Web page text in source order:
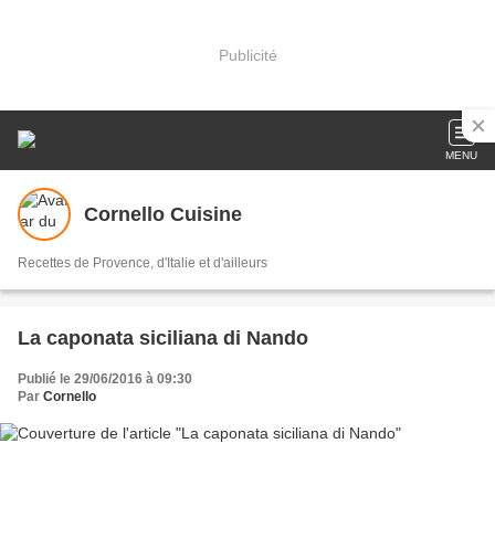
Publicité
MENU
Cornello Cuisine
Recettes de Provence, d'Italie et d'ailleurs
La caponata siciliana di Nando
Publié le 29/06/2016 à 09:30
Par Cornello